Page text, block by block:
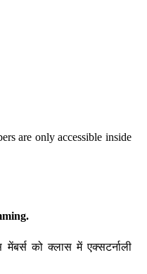
are only accessible inside
मेंबर्स को क्लास में एक्सटर्नाली